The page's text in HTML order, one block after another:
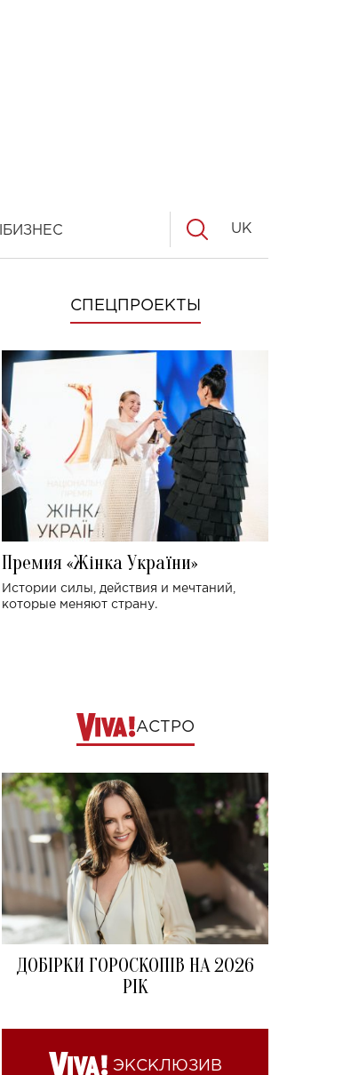
БИЗНЕС UK
СПЕЦПРОЕКТЫ
Премия «Жінка України»
Истории силы, действия и мечтаний,
которые меняют страну.
АСТРО
ДОБІРКИ ГОРОСКОПІВ НА 2026
РІК
ЭКСКЛЮЗИВ